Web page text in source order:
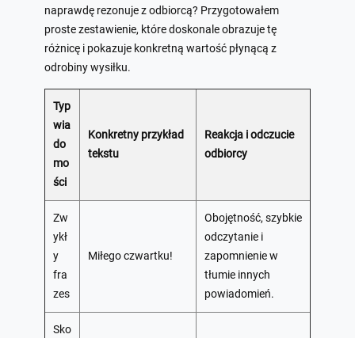
naprawdę rezonuje z odbiorcą? Przygotowałem
proste zestawienie, które doskonale obrazuje tę
różnicę i pokazuje konkretną wartość płynącą z
odrobiny wysiłku.
Typ
wia
do
mo
ści
Konkretny przykład
tekstu
Reakcja i odczucie
odbiorcy
Zw
ykł
y
fra
zes
Miłego czwartku!
Obojętność, szybkie
odczytanie i
zapomnienie w
tłumie innych
powiadomień.
Sko